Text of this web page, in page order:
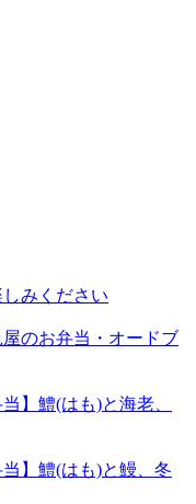
みください
のお弁当・オードブ
】鱧(はも)と海老、
】鱧(はも)と鰻、冬